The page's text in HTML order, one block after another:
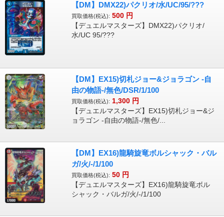
【DM】DMX22)パクリオ/水/UC/95/???
買取価格(税込): 500 円
【デュエルマスターズ】DMX22)パクリオ/
水/UC 95/???
【DM】EX15)切札ジョー&ジョラゴン -自
由の物語-/無色/DSR/1/100
買取価格(税込): 1,300 円
【デュエルマスターズ】EX15)切札ジョー&ジ
ョラゴン -自由の物語-/無色/...
【DM】EX16)龍騎旋竜ボルシャック・バル
ガ/火/-/1/100
買取価格(税込): 50 円
【デュエルマスターズ】EX16)龍騎旋竜ボル
シャック・バルガ/火/-/1/100